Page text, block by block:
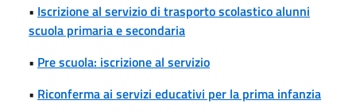
• Iscrizione al servizio di trasporto scolastico alunni
scuola primaria e secondaria
• Pre scuola: iscrizione al servizio
• Riconferma ai servizi educativi per la prima infanzia